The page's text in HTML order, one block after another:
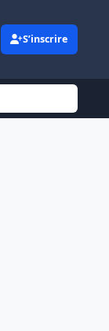
S’inscrire